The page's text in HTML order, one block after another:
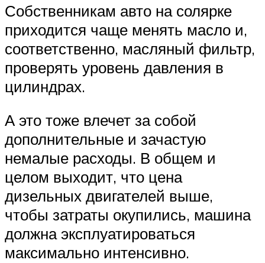
Собственникам авто на солярке
приходится чаще менять масло и,
соответственно, масляный фильтр,
проверять уровень давления в
цилиндрах.
А это тоже влечет за собой
дополнительные и зачастую
немалые расходы. В общем и
целом выходит, что цена
дизельных двигателей выше,
чтобы затраты окупились, машина
должна эксплуатироваться
максимально интенсивно.